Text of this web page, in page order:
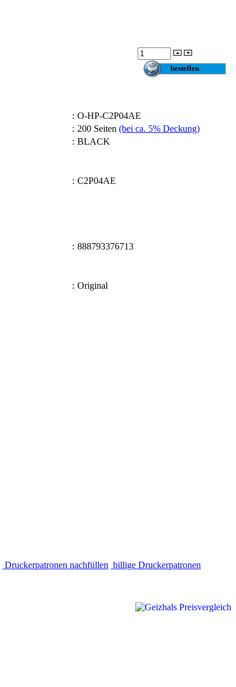
: O-HP-C2P04AE
: 200 Seiten (bei ca. 5% Deckung)
: BLACK
: C2P04AE
: 888793376713
: Original
Druckerpatronen nachfüllen billige Druckerpatronen